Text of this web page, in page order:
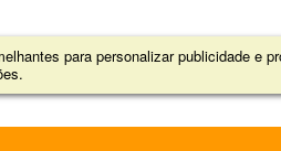
para personalizar publicidade e